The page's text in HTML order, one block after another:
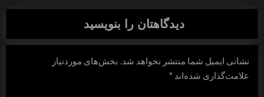
دیدگاهتان را بنویسید
نشانی ایمیل شما منتشر نخواهد شد. بخش‌های موردنیاز
علامت‌گذاری شده‌اند *